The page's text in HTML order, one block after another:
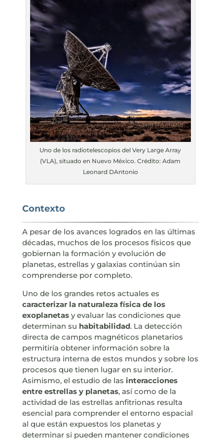
Uno de los radiotelescopios del Very Large Array
(VLA), situado en Nuevo México. Crédito: Adam
Leonard DAntonio
Contexto
A pesar de los avances logrados en las últimas
décadas, muchos de los procesos físicos que
gobiernan la formación y evolución de
planetas, estrellas y galaxias continúan sin
comprenderse por completo.
Uno de los grandes retos actuales es
caracterizar la naturaleza física de los
exoplanetasy evaluar las condiciones que
determinan su habitabilidad. La detección
directa de campos magnéticos planetarios
permitiría obtener información sobre la
estructura interna de estos mundos y sobre los
procesos que tienen lugar en su interior.
Asimismo, el estudio de las interacciones
entre estrellas y planetas, así como de la
actividad de las estrellas anfitrionas resulta
esencial para comprender el entorno espacial
al que están expuestos los planetas y
determinar si pueden mantener condiciones